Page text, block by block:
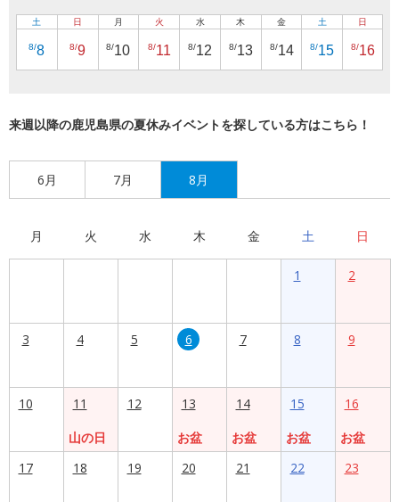
土
8/8
日
8/9
月
8/10
火
8/11
水
8/12
木
8/13
金
8/14
土
8/15
日
8/16
来週以降の鹿児島県の夏休みイベントを探している方はこちら！
6月 7月 8月
月 火 水 木 金 土 日
1 2
3 4 5 6 7 8 9
10
11
山の日
12
13
お盆
14
お盆
15
お盆
16
お盆
17
18 19 20 21 22 23